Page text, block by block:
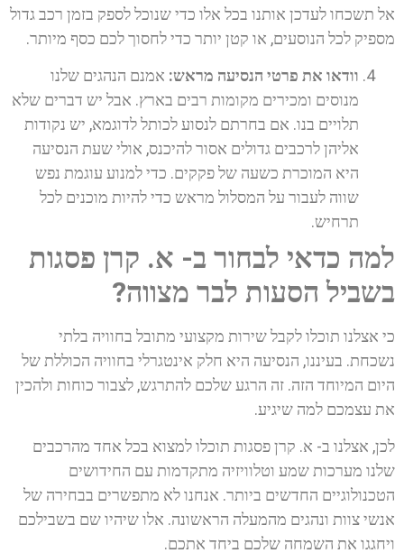
אל תשכחו לעדכן אותנו בכל אלו כדי שנוכל לספק בזמן רכב גדול
מספיק לכל הנוסעים, או קטן יותר כדי לחסוך לכם כסף מיותר.
וודאו את פרטי הנסיעה מראש: אמנם הנהגים שלנו
מנוסים ומכירים מקומות רבים בארץ. אבל יש דברים שלא
תלויים בנו. אם בחרתם לנסוע לכותל לדוגמא, יש נקודות
אליהן לרכבים גדולים אסור להיכנס, אולי שעת הנסיעה
היא המוכרת כשעה של פקקים. כדי למנוע עוגמת נפש
שווה לעבור על המסלול מראש כדי להיות מוכנים לכל
תרחיש.
למה כדאי לבחור ב- א. קרן פסגות
בשביל הסעות לבר מצווה?
כי אצלנו תוכלו לקבל שירות מקצועי מתובל בחוויה בלתי
נשכחת. בעיננו, הנסיעה היא חלק אינטגרלי בחוויה הכוללת של
היום המיוחד הזה. זה הרגע שלכם להתרגש, לצבור כוחות ולהכין
את עצמכם למה שיגיע.
לכן, אצלנו ב- א. קרן פסגות תוכלו למצוא בכל אחד מהרכבים
שלנו מערכות שמע וטלוויזיה מתקדמות עם החידושים
הטכנולוגיים החדשים ביותר. אנחנו לא מתפשרים בבחירה של
אנשי צוות ונהגים מהמעלה הראשונה. אלו שיהיו שם בשבילכם
ויחגגו את השמחה שלכם ביחד אתכם.